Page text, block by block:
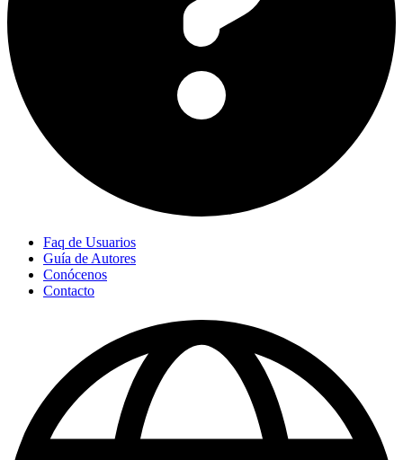
Faq de Usuarios
Guía de Autores
Conócenos
Contacto